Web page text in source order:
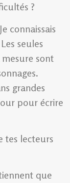
?
connaissais
seules
sont
grandes
pour écrire
tes lecteurs
que